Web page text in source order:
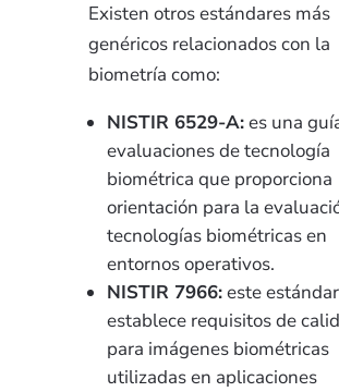
Existen otros estándares más
genéricos relacionados con la
biometría como:
NISTIR 6529-A:es una
evaluaciones de tecnología
biométrica que proporciona
orientación para la
tecnologías biométricas en
entornos operativos.
NISTIR 7966:este estándar
establece requisitos de
para imágenes biométricas
utilizadas en aplicaciones